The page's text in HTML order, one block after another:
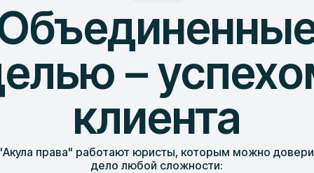
–
клиента
права" работают юристы, которым можно
дело любой сложности: